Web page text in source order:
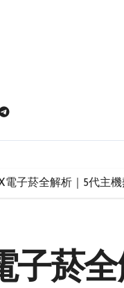
電子菸全解析｜5代主
子菸